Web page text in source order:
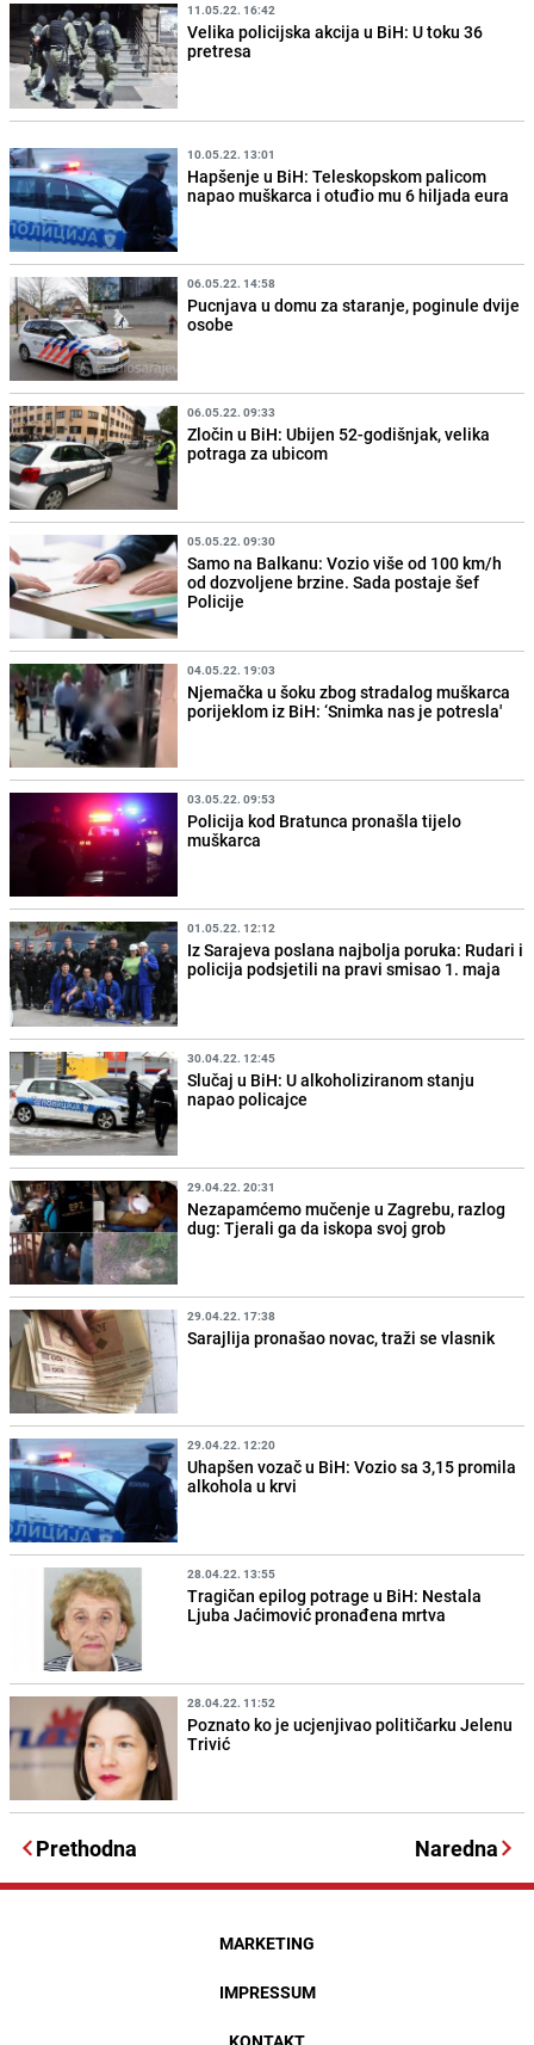
11.05.22. 16:42
Velika policijska akcija u BiH: U toku 36
pretresa
10.05.22. 13:01
Hapšenje u BiH: Teleskopskom palicom
napao muškarca i otuđio mu 6 hiljada eura
06.05.22. 14:58
Pucnjava u domu za staranje, poginule dvije
osobe
06.05.22. 09:33
Zločin u BiH: Ubijen 52-godišnjak, velika
potraga za ubicom
05.05.22. 09:30
Samo na Balkanu: Vozio više od 100 km/h
od dozvoljene brzine. Sada postaje šef
Policije
04.05.22. 19:03
Njemačka u šoku zbog stradalog muškarca
porijeklom iz BiH: ‘Snimka nas je potresla'
03.05.22. 09:53
Policija kod Bratunca pronašla tijelo
muškarca
01.05.22. 12:12
Iz Sarajeva poslana najbolja poruka: Rudari i
policija podsjetili na pravi smisao 1. maja
30.04.22. 12:45
Slučaj u BiH: U alkoholiziranom stanju
napao policajce
29.04.22. 20:31
Nezapamćemo mučenje u Zagrebu, razlog
dug: Tjerali ga da iskopa svoj grob
29.04.22. 17:38
Sarajlija pronašao novac, traži se vlasnik
29.04.22. 12:20
Uhapšen vozač u BiH: Vozio sa 3,15 promila
alkohola u krvi
28.04.22. 13:55
Tragičan epilog potrage u BiH: Nestala
Ljuba Jaćimović pronađena mrtva
28.04.22. 11:52
Poznato ko je ucjenjivao političarku Jelenu
Trivić
Prethodna Naredna
MARKETING
IMPRESSUM